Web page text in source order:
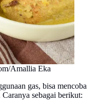
Amallia Eka
gas, bisa mencoba
sebagai berikut: